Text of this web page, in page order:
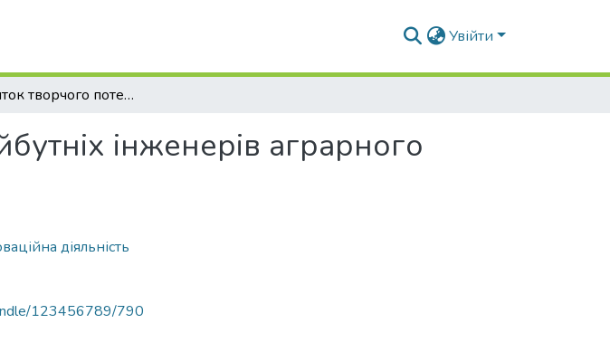
Увійти
Розвиток творчого потенціалу майбутніх інженерів аграрного профілю: погляд на проблему
інженерів аграрного
діяльність
123456789/790